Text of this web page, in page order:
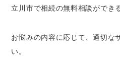
さいごに｜立川市で相続
立川市で相続の無料相談ができ
お悩みの内容に応じて、適切な
い。